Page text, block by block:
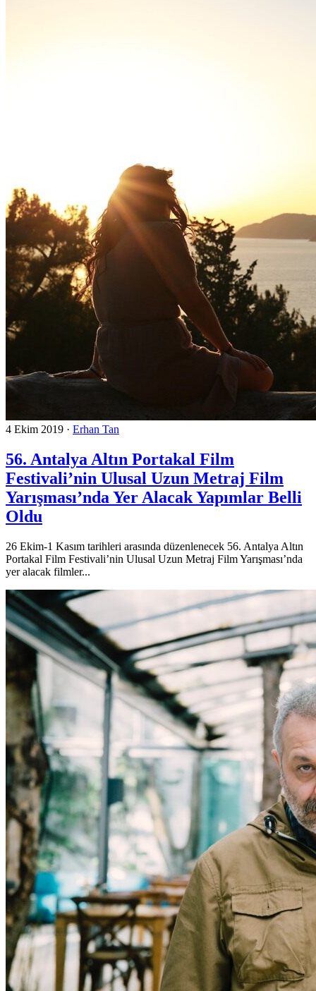
4 Ekim 2019 · Erhan Tan
56. Antalya Altın Portakal Film
Festivali’nin Ulusal Uzun Metraj Film
Yarışması’nda Yer Alacak Yapımlar Belli
Oldu
26 Ekim-1 Kasım tarihleri arasında düzenlenecek 56. Antalya Altın
Portakal Film Festivali’nin Ulusal Uzun Metraj Film Yarışması’nda
yer alacak filmler...